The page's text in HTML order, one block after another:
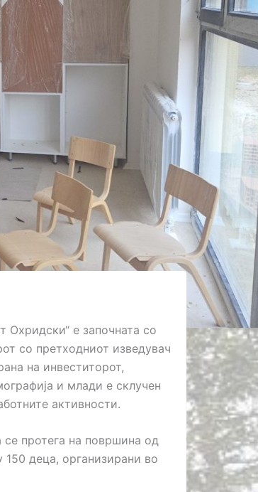
Охридски“ е започната со
со претходниот изведувач
на инвеститорот,
и млади е склучен
активности.
се протега на површина од
деца, организирани во